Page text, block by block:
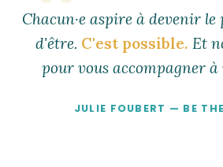
Chacun·e aspire à devenir
d'être. C'est possible. Et
pour vous accompagner à
JULIE FOUBERT — BE